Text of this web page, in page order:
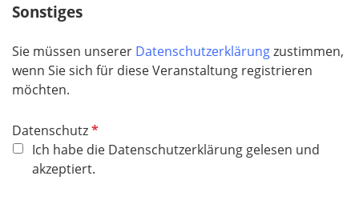
Sonstiges
Sie müssen unserer Datenschutzerklärungzustimmen,
wenn Sie sich für diese Veranstaltung registrieren
möchten.
DatenschutzP
f
l
Ich habe die Datenschutzerklärung gelesen und
akzeptiert.